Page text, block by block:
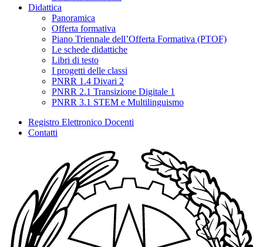
Didattica
Panoramica
Offerta formativa
Piano Triennale dell’Offerta Formativa (PTOF)
Le schede didattiche
Libri di testo
I progetti delle classi
PNRR 1.4 Divari 2
PNRR 2.1 Transizione Digitale 1
PNRR 3.1 STEM e Multilinguismo
Registro Elettronico Docenti
Contatti